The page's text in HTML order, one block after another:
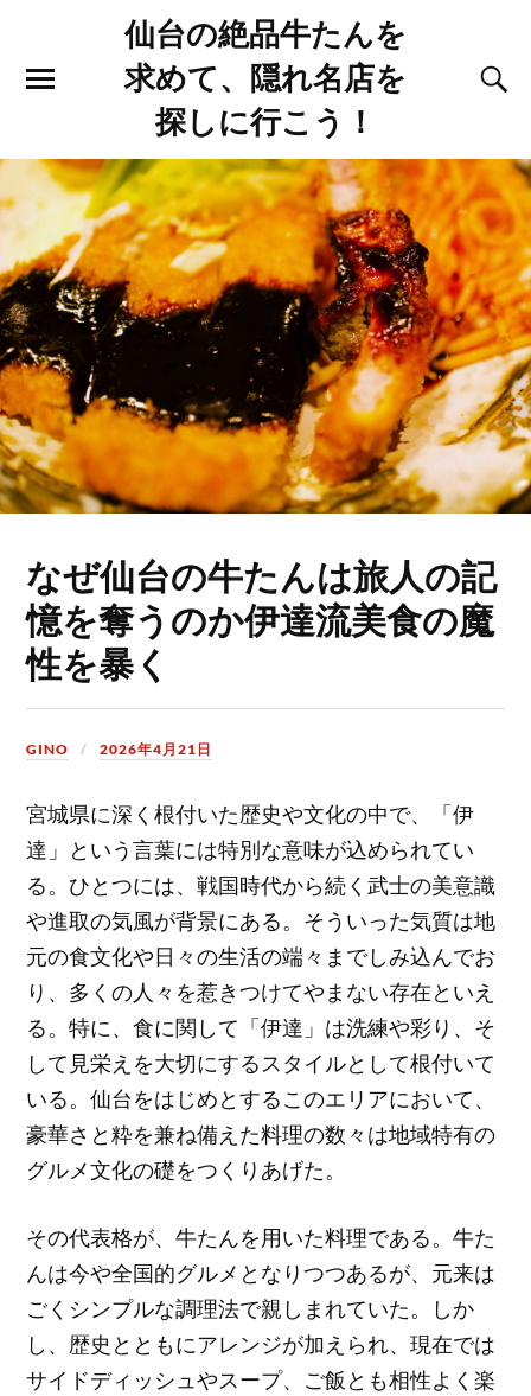
仙台の絶品牛たんを
求めて、隠れ名店を
探しに行こう！
なぜ仙台の牛たんは旅人の記
憶を奪うのか伊達流美食の魔
性を暴く
GINO 2026年4月21日
宮城県に深く根付いた歴史や文化の中で、「伊
達」という言葉には特別な意味が込められてい
る。ひとつには、戦国時代から続く武士の美意識
や進取の気風が背景にある。そういった気質は地
元の食文化や日々の生活の端々までしみ込んでお
り、多くの人々を惹きつけてやまない存在といえ
る。特に、食に関して「伊達」は洗練や彩り、そ
して見栄えを大切にするスタイルとして根付いて
いる。仙台をはじめとするこのエリアにおいて、
豪華さと粋を兼ね備えた料理の数々は地域特有の
グルメ文化の礎をつくりあげた。
その代表格が、牛たんを用いた料理である。牛た
んは今や全国的グルメとなりつつあるが、元来は
ごくシンプルな調理法で親しまれていた。しか
し、歴史とともにアレンジが加えられ、現在では
サイドディッシュやスープ、ご飯とも相性よく楽